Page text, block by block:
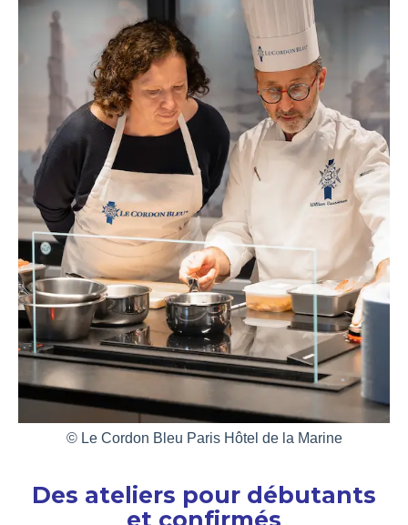
© Le Cordon Bleu Paris Hôtel de la Marine
Des ateliers pour débutants